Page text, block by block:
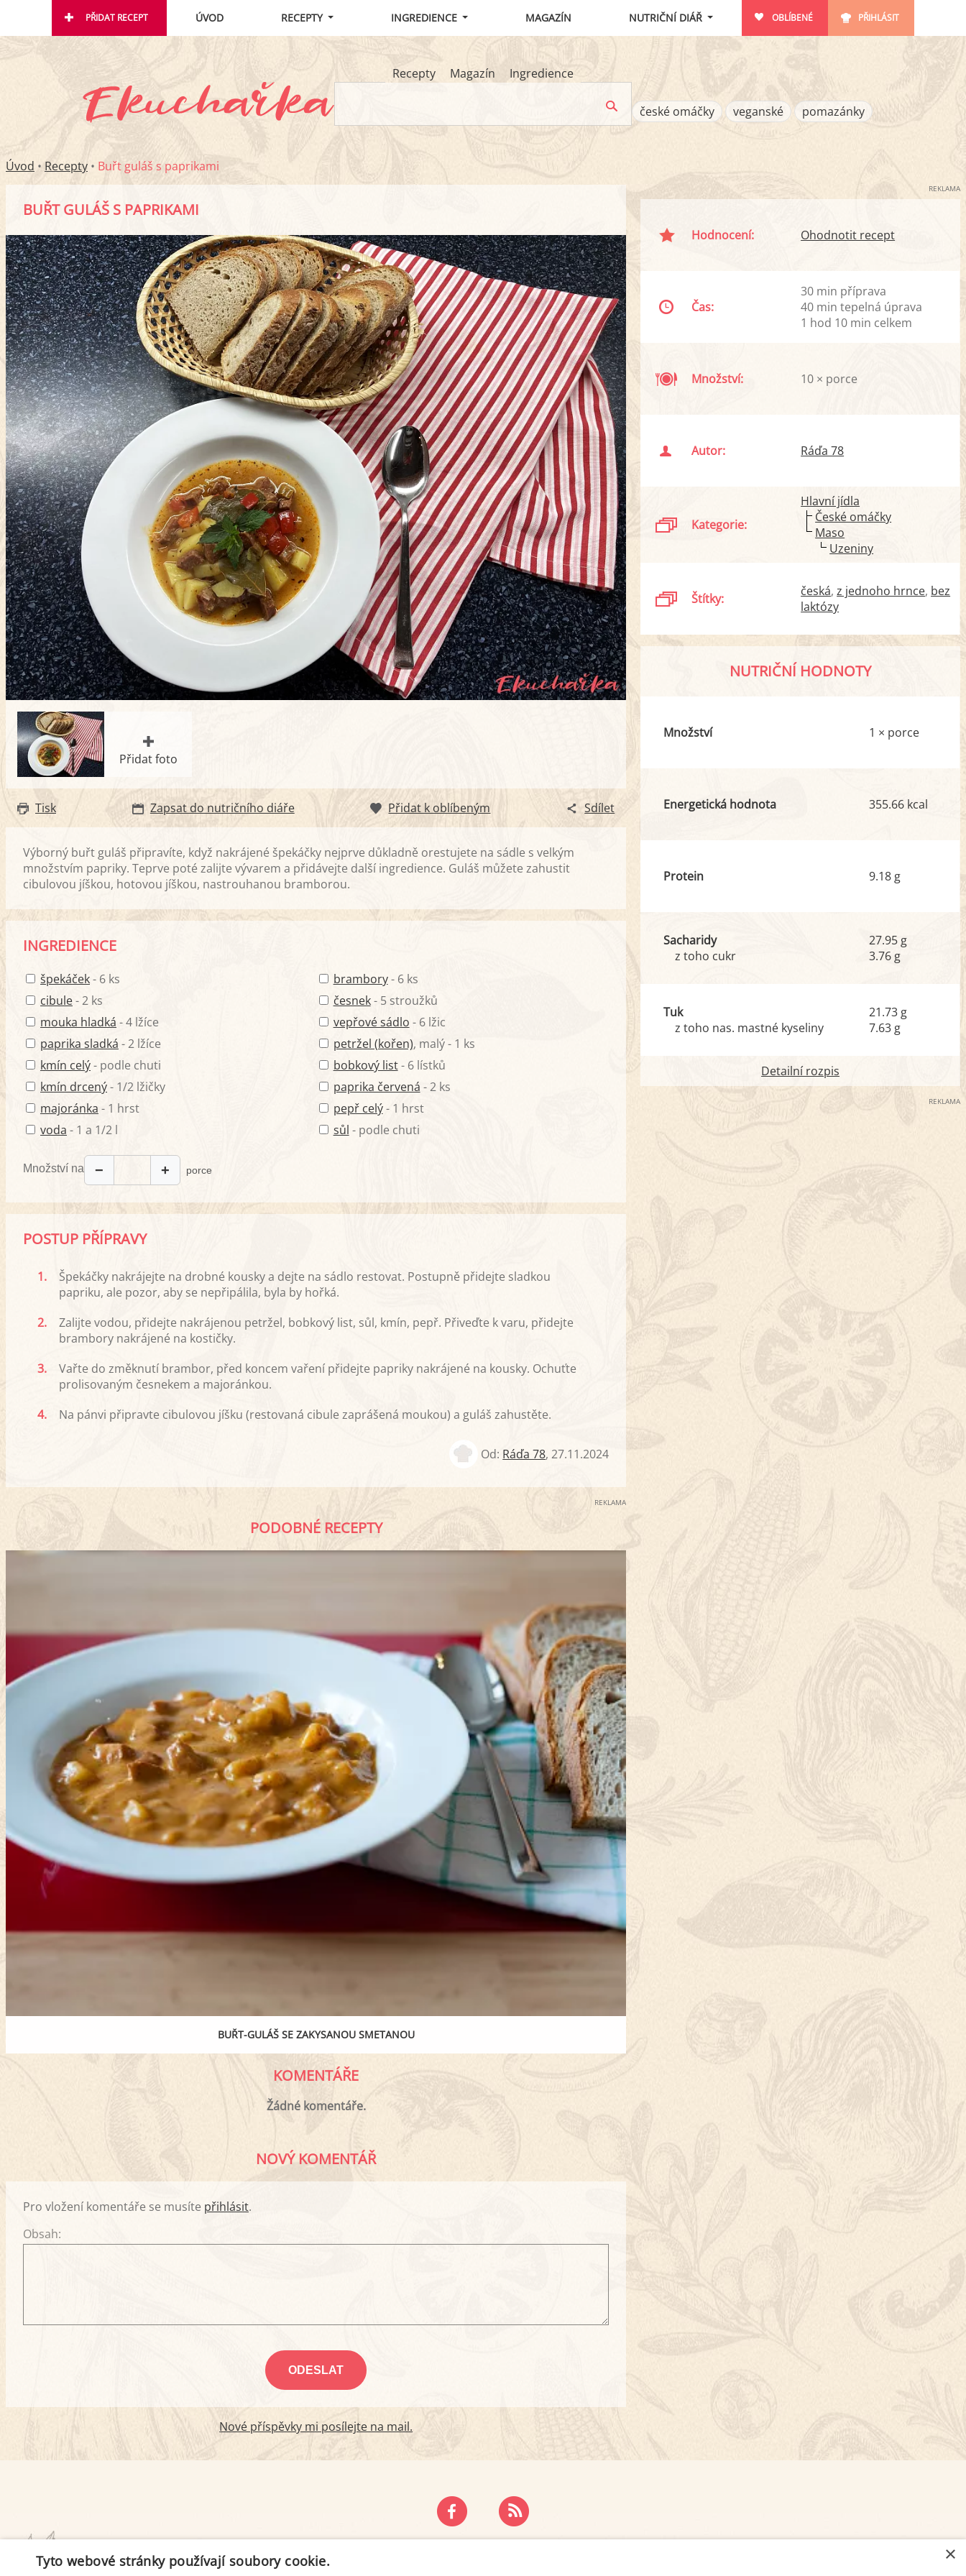
PŘIDAT RECEPT ÚVOD RECEPTY INGREDIENCE MAGAZÍN NUTRIČNÍ DIÁŘ OBLÍBENÉ PŘIHLÁSIT
Recepty Magazín Ingredience
české omáčky veganské pomazánky
Úvod • Recepty • Buřt guláš s paprikami
BUŘT GULÁŠ S PAPRIKAMI
Přidat foto
Tisk Zapsat do nutričního diáře Přidat k oblíbeným Sdílet
Výborný buřt guláš připravíte, když nakrájené špekáčky nejprve důkladně orestujete na sádle s velkým
množstvím papriky. Teprve poté zalijte vývarem a přidávejte další ingredience. Guláš můžete zahustit
cibulovou jíškou, hotovou jíškou, nastrouhanou bramborou.
INGREDIENCE
špekáček- 6 ks
cibule- 2 ks
mouka hladká - 4 lžíce
paprika sladká - 2 lžíce
kmín celý- podle chuti
kmín drcený- 1/2 lžičky
majoránka - 1 hrst
voda - 1 a 1/2 l
brambory- 6 ks
česnek- 5 stroužků
vepřové sádlo - 6 lžic
petržel (kořen), malý - 1 ks
bobkový list- 6 lístků
paprika červená - 2 ks
pepř celý- 1 hrst
sůl - podle chuti
Množství na − + porce
POSTUP PŘÍPRAVY
1.
Špekáčky nakrájejte na drobné kousky a dejte na sádlo restovat. Postupně přidejte sladkou
papriku, ale pozor, aby se nepřipálila, byla by hořká.
2.
Zalijte vodou, přidejte nakrájenou petržel, bobkový list, sůl, kmín, pepř. Přiveďte k varu, přidejte
brambory nakrájené na kostičky.
3.
Vařte do změknutí brambor, před koncem vaření přidejte papriky nakrájené na kousky. Ochuťte
prolisovaným česnekem a majoránkou.
4.
Na pánvi připravte cibulovou jíšku (restovaná cibule zaprášená moukou) a guláš zahustěte.
Od: Ráďa 78,27.11.2024
REKLAMA
PODOBNÉ RECEPTY
BUŘT-GULÁŠ SE ZAKYSANOU SMETANOU
KOMENTÁŘE
Žádné komentáře.
NOVÝ KOMENTÁŘ
Pro vložení komentáře se musíte přihlásit.
Obsah:
Nové příspěvky mi posílejte na mail.
REKLAMA
Hodnocení: Ohodnotit recept
Čas:
30 min příprava
40 min tepelná úprava
1 hod 10 min celkem
Množství: 10 × porce
Autor: Ráďa 78
Kategorie:
Hlavní jídla
České omáčky
Maso
Uzeniny
Štítky: česká z jednoho hrnce bez
laktózy
NUTRIČNÍ HODNOTY
Množství 1 × porce
Energetická hodnota 355.66 kcal
Protein 9.18 g
Sacharidy
z toho cukr
27.95 g
3.76 g
Tuk
z toho nas. mastné kyseliny
21.73 g
7.63 g
Detailní rozpis
REKLAMA
PODMÍNKY UŽITÍ ZÁSADY OCHRANY OSOBNÍCH ÚDAJŮ ×
Tyto webové stránky používají soubory cookie.